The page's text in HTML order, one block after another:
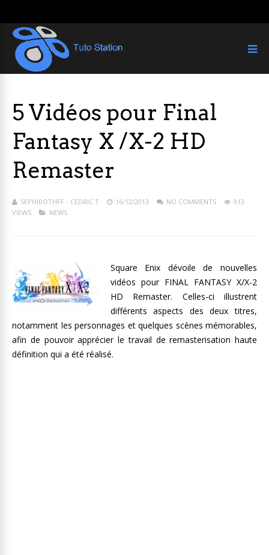
5 Vidéos pour Final
Fantasy X /X-2 HD
Remaster
SEPHIROTHFF - CEDRIC T 16/12/2013 NO COMMENTS
913
VIEWS
NEWS
Square Enix dévoile de nouvelles
vidéos pour FINAL FANTASY X/X-2
HD Remaster. Celles-ci illustrent
différents aspects des deux titres,
notamment les personnages et quelques scènes mémorables,
afin de pouvoir apprécier le travail de remasterisation haute
définition qui a été réalisé.